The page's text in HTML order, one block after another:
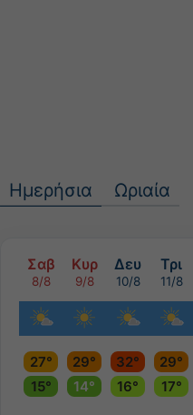
Ημερήσια Ωριαία
Σαβ Κυρ Δευ Τρι
8/8 9/8 10/8 11/8
27° 29° 32°
29°
15°
14° 16° 17°